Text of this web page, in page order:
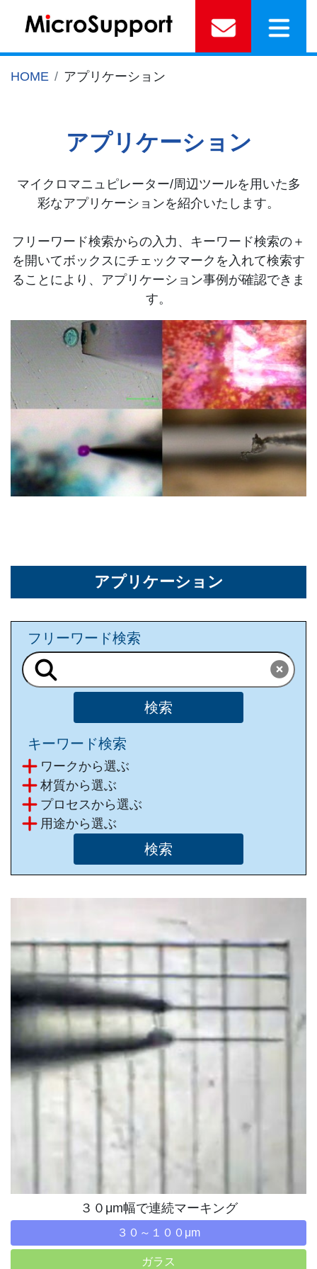
HOME アプリケーション
アプリケーション
マイクロマニュピレーター/周辺ツールを用いた多
彩なアプリケーションを紹介いたします。
フリーワード検索からの入力、キーワード検索の＋
を開いてボックスにチェックマークを入れて検索す
ることにより、アプリケーション事例が確認できま
す。
アプリケーション
フリーワード検索
キーワード検索
ワークから選ぶ
材質から選ぶ
プロセスから選ぶ
⽤途から選ぶ
３０μm幅で連続マーキング
３０～１００μm
ガラス